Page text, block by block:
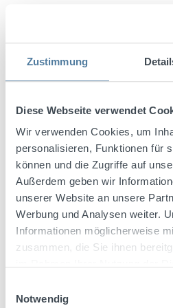
Zustimmung
Diese Webseite verwendet
Wir verwenden Cookies, um
personalisieren, Funktionen für
können und die Zugriffe auf
Außerdem geben wir
unserer Website an unsere
Werbung und Analysen weiter.
Informationen möglicherweise
zusammen, die Sie ihnen
Notwendig
Three Sixty Vodka Shotglas